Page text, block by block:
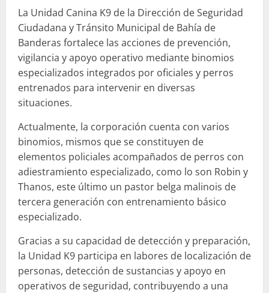
La Unidad Canina K9 de la Dirección de Seguridad
Ciudadana y Tránsito Municipal de Bahía de
Banderas fortalece las acciones de prevención,
vigilancia y apoyo operativo mediante binomios
especializados integrados por oficiales y perros
entrenados para intervenir en diversas
situaciones.
Actualmente, la corporación cuenta con varios
binomios, mismos que se constituyen de
elementos policiales acompañados de perros con
adiestramiento especializado, como lo son Robin y
Thanos, este último un pastor belga malinois de
tercera generación con entrenamiento básico
especializado.
Gracias a su capacidad de detección y preparación,
la Unidad K9 participa en labores de localización de
personas, detección de sustancias y apoyo en
operativos de seguridad, contribuyendo a una